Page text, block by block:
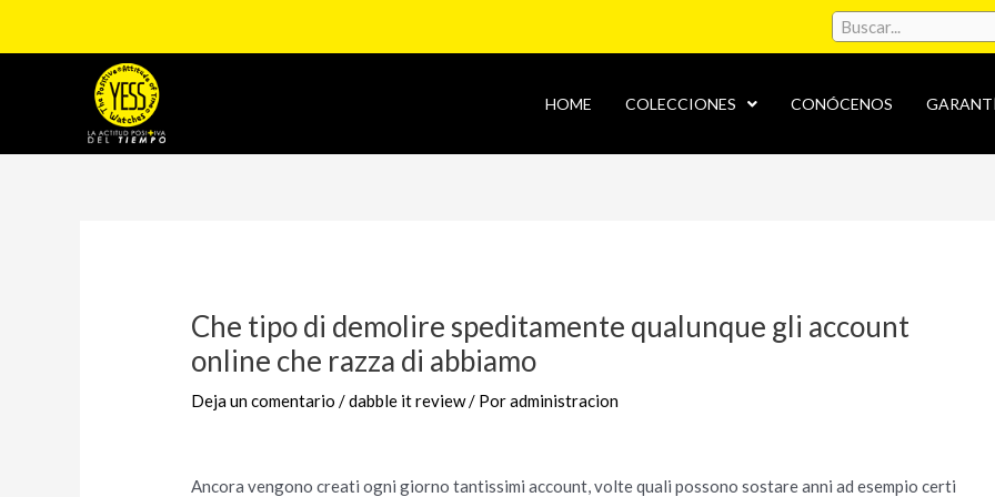
HOME COLECCIONES CONÓCENOS
Che tipo di demolire speditamente qualunque gli account
online che razza di abbiamo
Deja un comentario /dabble it review/ Poradministracion
Ancora vengono creati ogni giorno tantissimi account, volte quali possono sostare anni ad esempio certi